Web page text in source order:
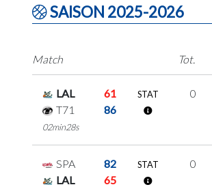
SAISON 2025-2026
Match
Tot.
LAL
61
T71
86
02min28s
STAT 0
SPA
82
LAL
65
STAT 0